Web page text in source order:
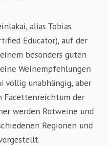
alias Tobias
Educator), auf der
besonders guten
Weinempfehlungen
völlig unabhängig, aber
Facettenreichtum der
werden Rotweine und
Regionen und